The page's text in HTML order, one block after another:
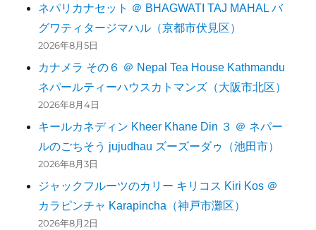
ネパリカナセット ＠ BHAGWATI TAJ MAHAL バ
グワティタージマハル（京都市伏見区）
2026年8月5日
カナメラ その６ ＠ Nepal Tea House Kathmandu
ネパールティーハウスカトマンズ（大阪市北区）
2026年8月4日
キールカネディン Kheer Khane Din ３ ＠ ネパー
ルのごちそう jujudhau ズーズーダゥ（池田市）
2026年8月3日
ジャックフルーツのカリー キリコス Kiri Kos ＠
カラピンチャ Karapincha（神戸市灘区）
2026年8月2日